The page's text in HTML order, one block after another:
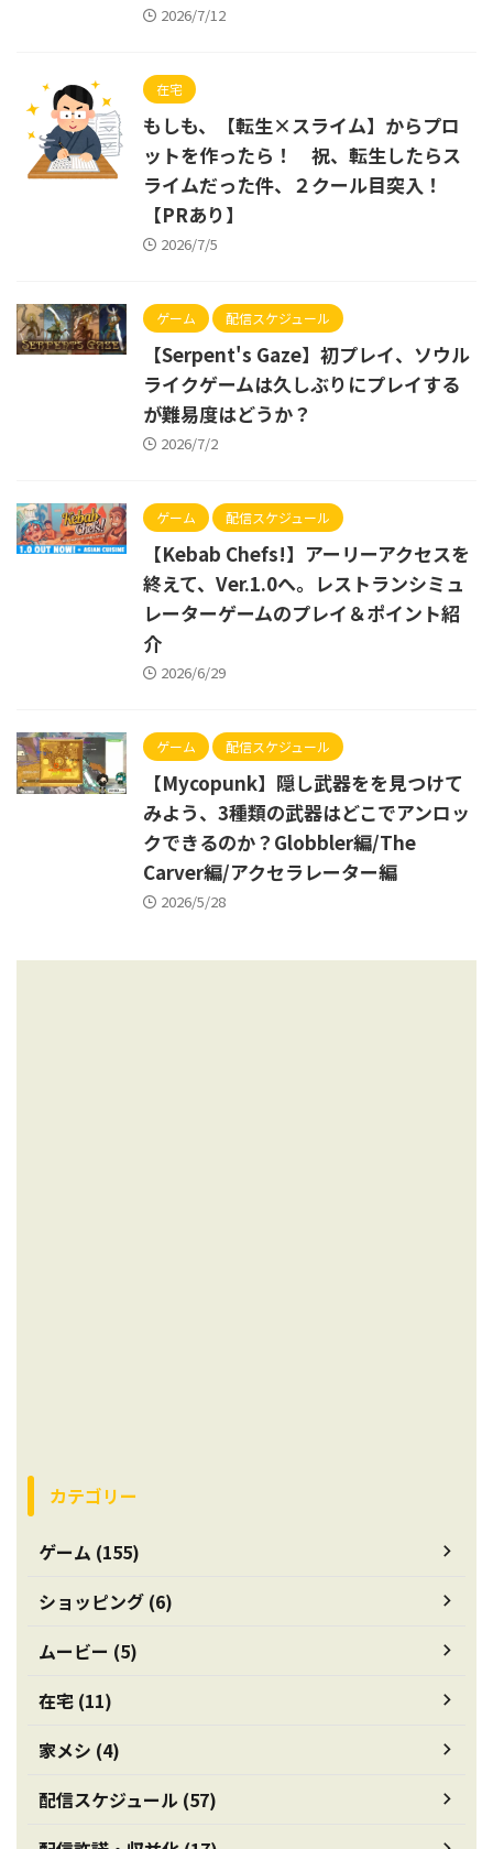
2026/7/12
在宅
もしも、【転生×スライム】からプロ
ットを作ったら！ 祝、転生したらス
ライムだった件、２クール目突入！
【PRあり】
2026/7/5
ゲーム 配信スケジュール
【Serpent's Gaze】初プレイ、ソウル
ライクゲームは久しぶりにプレイする
が難易度はどうか？
2026/7/2
ゲーム 配信スケジュール
【Kebab Chefs!】アーリーアクセスを
終えて、Ver.1.0へ。レストランシミュ
レーターゲームのプレイ＆ポイント紹
介
2026/6/29
ゲーム 配信スケジュール
【Mycopunk】隠し武器をを見つけて
みよう、3種類の武器はどこでアンロッ
クできるのか？Globbler編/The
Carver編/アクセラレーター編
2026/5/28
カテゴリー
ゲーム (155)
ショッピング (6)
ムービー (5)
在宅 (11)
家メシ (4)
配信スケジュール (57)